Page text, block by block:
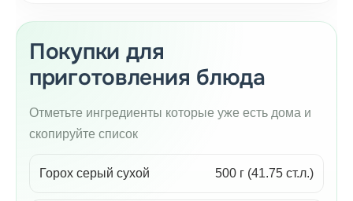
Покупки для
приготовления блюда
Отметьте ингредиенты которые уже есть дома и
скопируйте список
Горох серый сухой 500 г (41.75 ст.л.)